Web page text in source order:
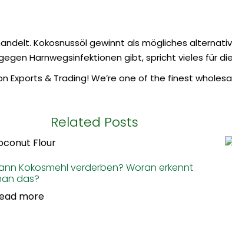
Kokosnussöl gewinnt als mögliches
Harnwegsinfektionen gibt, spricht vieles für
Exports & Trading! We’re one of the finest
Related Posts
Kokosmehl verderben? Woran erkennt
das?
more